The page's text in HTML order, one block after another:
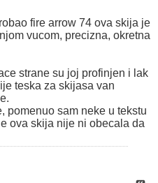
fire arrow 74 ova skija je
vucom, precizna, okretna
strane su joj profinjen i lak
teska za skijasa van
pomenuo sam neke u tekstu
ova skija nije ni obecala da